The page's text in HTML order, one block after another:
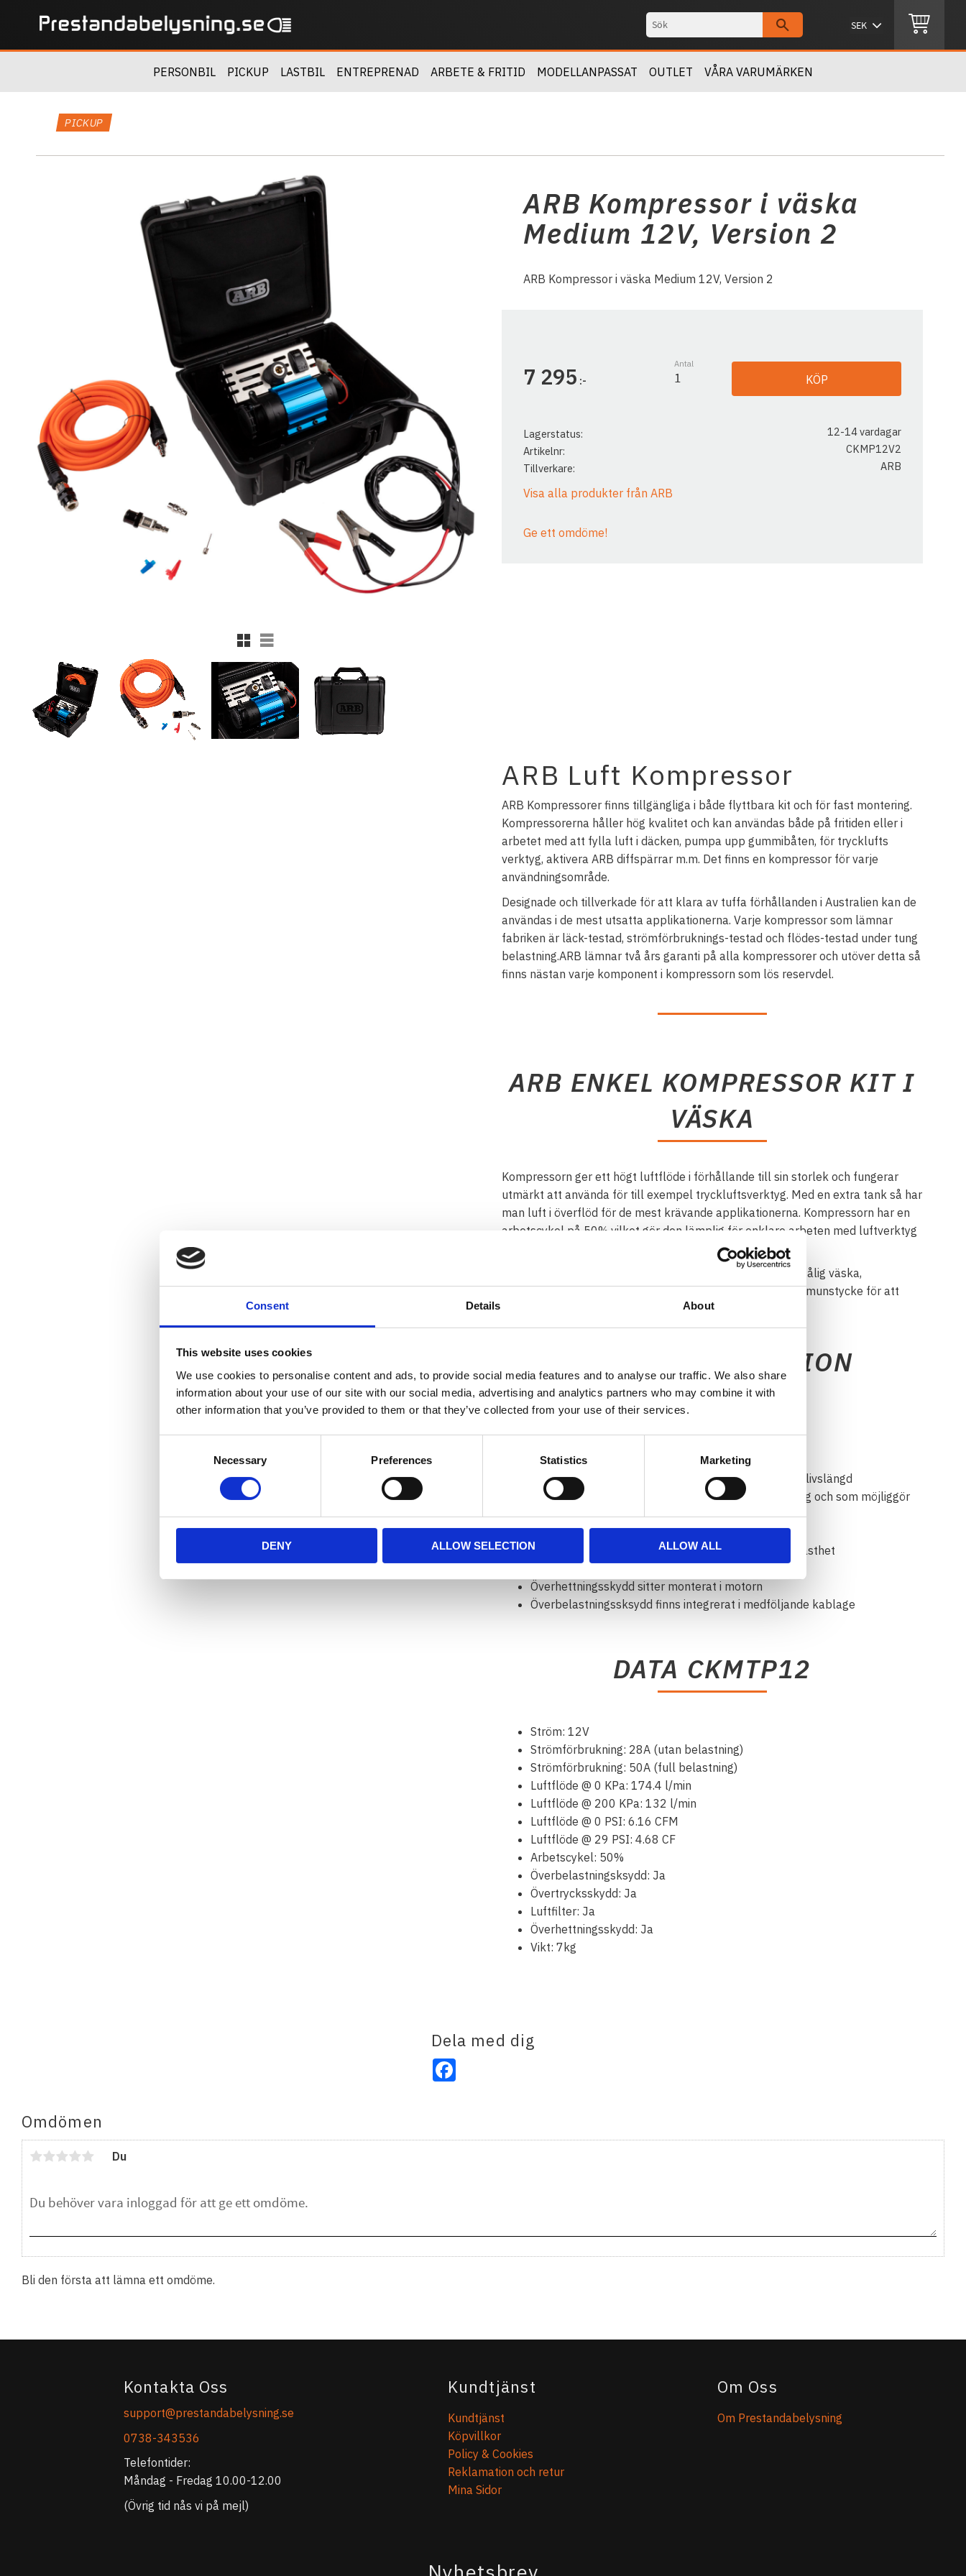
Consent Details About
This website uses cookies
We use cookies to personalise content and ads, to provide social media features and to analyse our traffic. We also share
information about your use of our site with our social media, advertising and analytics partners who may combine it with
other information that you’ve provided to them or that they’ve collected from your use of their services.
Necessary Preferences Statistics Marketing
DENY ALLOW SELECTION ALLOW ALL
PERSONBIL PICKUP LASTBIL ENTREPRENAD ARBETE & FRITID MODELLANPASSAT OUTLET VÅRA VARUMÄRKEN
PICKUP
ARB Kompressor i väska
Medium 12V, Version 2
ARB Kompressor i väska Medium 12V, Version 2
Rutnätsvy
Listvy
7 295 :-
Antal
KÖP
Lagerstatus
12-14 vardagar
Artikelnr
CKMP12V2
Tillverkare
ARB
Visa alla produkter från ARB
Ge ett omdöme!
ARB Luft Kompressor
ARB Kompressorer finns tillgängliga i både flyttbara kit och för fast montering.
Kompressorerna håller hög kvalitet och kan användas både på fritiden eller i
arbetet med att fylla luft i däcken, pumpa upp gummibåten, för trycklufts
verktyg, aktivera ARB diffspärrar m.m. Det finns en kompressor för varje
användningsområde.
Designade och tillverkade för att klara av tuffa förhållanden i Australien kan de
användas i de mest utsatta applikationerna. Varje kompressor som lämnar
fabriken är läck-testad, strömförbruknings-testad och flödes-testad under tung
belastning.ARB lämnar två års garanti på alla kompressorer och utöver detta så
finns nästan varje komponent i kompressorn som lös reservdel.
ARB ENKEL KOMPRESSOR KIT I
VÄSKA
Kompressorn ger ett högt luftflöde i förhållande till sin storlek och fungerar
utmärkt att använda för till exempel tryckluftsverktyg. Med en extra tank så har
man luft i överflöd för de mest krävande applikationerna. Kompressorn har en
arbetscykel på 50% vilket gör den lämplig för enklare arbeten med luftverktyg
Denna kompressor med tillbehör levereras komplett i en tålig väska,
snabbanslutningar till ett batteri, ett slangpaket samt ett munstycke för att
ÖVRIG INFORMATION
Hård anodiserade cylinderlopp för minskad friktion
Teflon-behandlad kolfiber-kolvstätning för maximal livslängd
Anodiserade infästningar för maximal värmeavledning och som möjliggör
montering upp och ned
Kvalitets komponenter för maximal livslängd
Tillverkad enbart av lättviktsmaterial med hög hållfasthet
Överhettningsskydd sitter monterat i motorn
Överbelastningssksydd finns integrerat i medföljande kablage
DATA CKMTP12
Ström: 12V
Strömförbrukning: 28A (utan belastning)
Strömförbrukning: 50A (full belastning)
Luftflöde @ 0 KPa: 174.4 l/min
Luftflöde @ 200 KPa: 132 l/min
Luftflöde @ 0 PSI: 6.16 CFM
Luftflöde @ 29 PSI: 4.68 CF
Arbetscykel: 50%
Överbelastningsksydd: Ja
Övertrycksskydd: Ja
Luftfilter: Ja
Överhettningsskydd: Ja
Vikt: 7kg
Dela med dig
Facebook
Omdömen
Du
Bli den första att lämna ett omdöme.
Kontakta Oss
support@prestandabelysning.se
0738-343536
Telefontider:
Måndag - Fredag 10.00-12.00
(Övrig tid nås vi på mejl)
Kundtjänst
Kundtjänst
Köpvillkor
Policy & Cookies
Reklamation och retur
Mina Sidor
Om Oss
Om Prestandabelysning